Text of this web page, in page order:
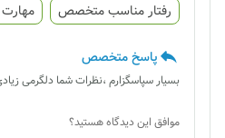
رفتار مناسب متخصص
پاسخ متخصص
بسیار سپاسگزارم ،نظرات شما دلگرمی
موافق این دیدگاه هستید؟